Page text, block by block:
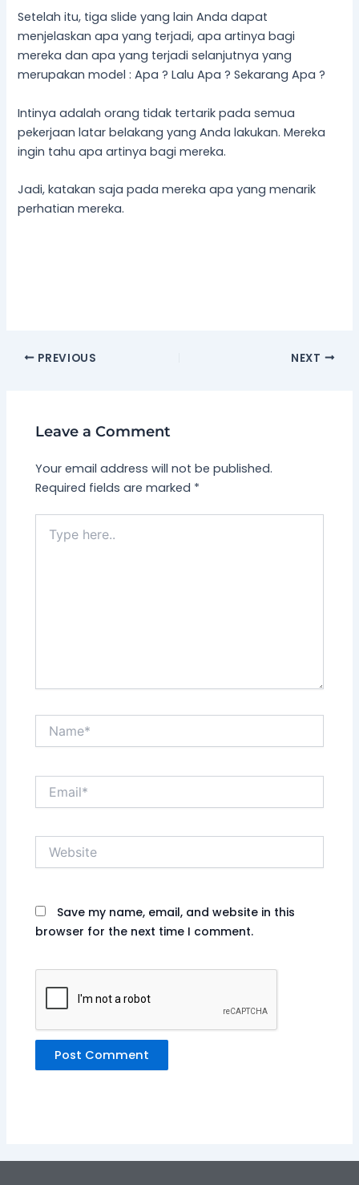
Setelah itu, tiga slide yang lain Anda dapat
menjelaskan apa yang terjadi, apa artinya bagi
mereka dan apa yang terjadi selanjutnya yang
merupakan model : Apa ? Lalu Apa ? Sekarang Apa ?
Intinya adalah orang tidak tertarik pada semua
pekerjaan latar belakang yang Anda lakukan. Mereka
ingin tahu apa artinya bagi mereka.
Jadi, katakan saja pada mereka apa yang menarik
perhatian mereka.
PREVIOUS NEXT
Leave a Comment
Your email address will not be published.
Required fields are marked *
here..
Name*
Website
Save my name, email, and website in this
browser for the next time I comment.